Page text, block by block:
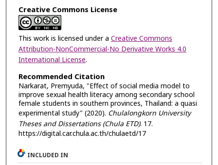
Creative Commons License
This work is licensed under a Creative Commons
Attribution-NonCommercial-No Derivative Works 4.0
International License.
Recommended Citation
Narkarat, Premyuda, "Effect of social media model to
improve sexual health literacy among secondary school
female students in southern provinces, Thailand: a quasi
experimental study" (2020). Chulalongkorn University
Theses and Dissertations (Chula ETD). 17.
https://digital.car.chula.ac.th/chulaetd/17
INCLUDED IN